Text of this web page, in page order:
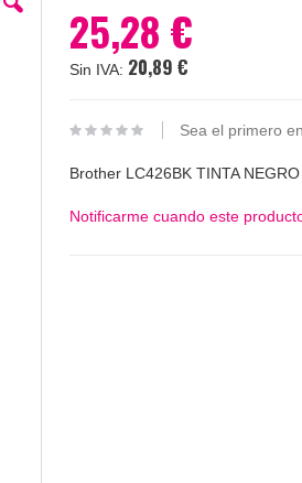
25,28 €
20,89 €
Sea el primero
Brother LC426BK TINTA
Notificarme cuando este